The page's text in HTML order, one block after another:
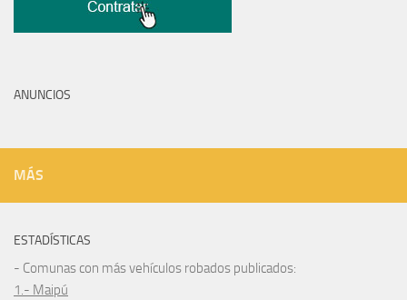
ANUNCIOS
MÁS
ESTADÍSTICAS
- Comunas con más vehículos robados publicados:
1.- Maipú